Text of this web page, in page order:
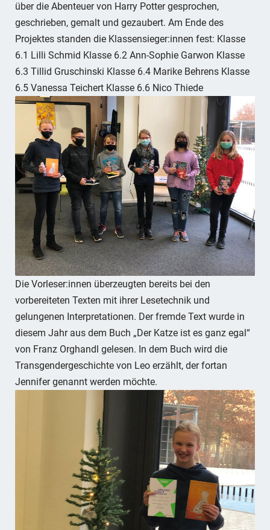
über die Abenteuer von Harry Potter gesprochen,
geschrieben, gemalt und gezaubert. Am Ende des
Projektes standen die Klassensieger:innen fest: Klasse
6.1 Lilli Schmid Klasse 6.2 Ann-Sophie Garwon Klasse
6.3 Tillid Gruschinski Klasse 6.4 Marike Behrens Klasse
6.5 Vanessa Teichert Klasse 6.6 Nico Thiede
Die Vorleser:innen überzeugten bereits bei den
vorbereiteten Texten mit ihrer Lesetechnik und
gelungenen Interpretationen. Der fremde Text wurde in
diesem Jahr aus dem Buch „Der Katze ist es ganz egal“
von Franz Orghandl gelesen. In dem Buch wird die
Transgendergeschichte von Leo erzählt, der fortan
Jennifer genannt werden möchte.